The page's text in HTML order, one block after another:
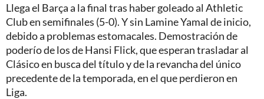
Llega el Barça a la final tras haber goleado al Athletic
Club en semifinales (5-0). Y sin Lamine Yamal de inicio,
debido a problemas estomacales. Demostración de
poderío de los de Hansi Flick, que esperan trasladar al
Clásico en busca del título y de la revancha del único
precedente de la temporada, en el que perdieron en
Liga.